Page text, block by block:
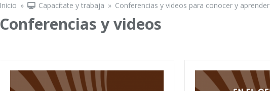
Se encuentra usted aquí
Inicio » Capacítate y trabaja » Conferencias y videos para conocer y aprender
Conferencias y videos